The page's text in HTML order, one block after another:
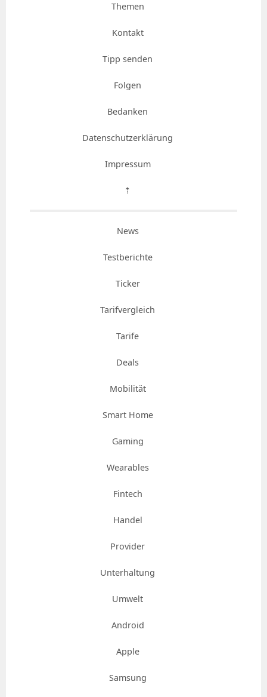
Themen
Kontakt
Tipp senden
Folgen
Bedanken
Datenschutzerklärung
Impressum
⇡
News
Testberichte
Ticker
Tarifvergleich
Tarife
Deals
Mobilität
Smart Home
Gaming
Wearables
Fintech
Handel
Provider
Unterhaltung
Umwelt
Android
Apple
Samsung